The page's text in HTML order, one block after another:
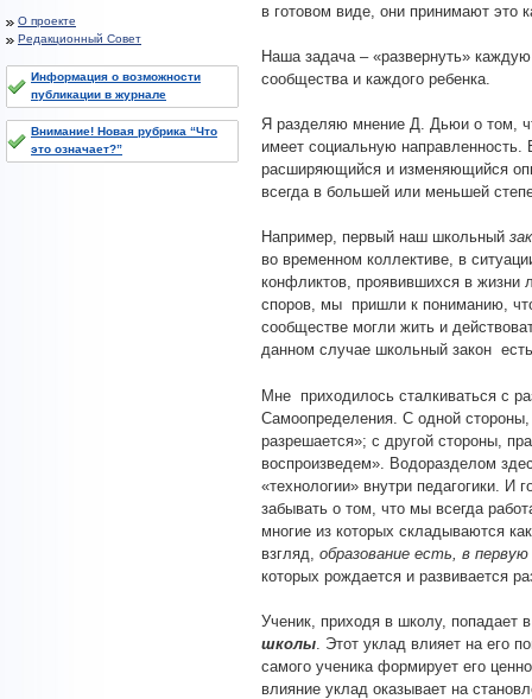
О проекте
Редакционный Совет
Информация о возможности
публикации в журнале
Внимание! Новая рубрика “Что
это означает?”
в готовом виде, они принимают это
Наша задача – «развернуть»
сообщества и каждого ребенка.
Я разделяю мнение Д. Дьюи о том,
имеет социальную направленность.
расширяющийся и изменяющийся
всегда в большей или меньшей
Например, первый наш школьный
во временном коллективе, в
конфликтов, проявившихся в жизни
споров, мы пришли к пониманию,
сообществе могли жить и
данном случае школьный закон
Мне приходилось сталкиваться с
Самоопределения. С одной
разрешается»; с другой стороны,
воспроизведем». Водоразделом
«технологии» внутри педагогики. И
забывать о том, что мы всегда
многие из которых складываются
взгляд, образование есть, в первую
которых рождается и развивается
Ученик, приходя в школу, попадает
школы . Этот уклад влияет на его
самого ученика формирует его
влияние уклад оказывает на